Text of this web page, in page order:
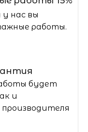
нас вы
работы.
будет
и